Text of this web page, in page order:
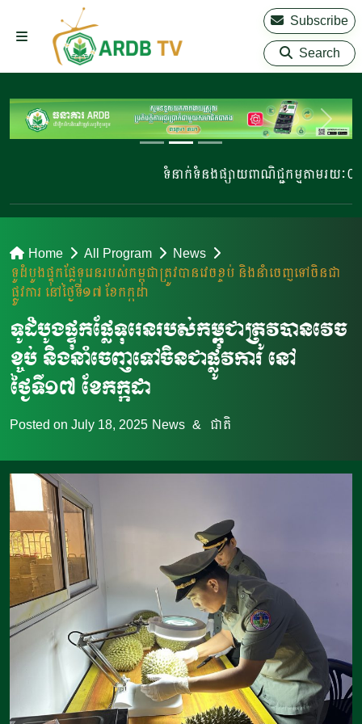
Subscribe
Search
ទំនាក់ទំនងផ្សាយពាណិជ្ជកម្មតាមរយៈ 023
Home All Program
News
ទូដំបូងផ្ទុកផែ្លទុរេនរបស់កម្ពុជាត្រូវបានវេចខ្ចប់ និងនាំចេញទៅចិនជា
ផ្លូវការ នៅថ្ងៃទី១៧ ខែកក្កដា
ទូដំបូងផ្ទុកផែ្លទុរេនរបស់កម្ពុជាត្រូវបានវេច
ខ្ចប់ និងនាំចេញទៅចិនជាផ្លូវការ នៅ
ថ្ងៃទី១៧ ខែកក្កដា
Posted on July 18, 2025 News & ជាតិ